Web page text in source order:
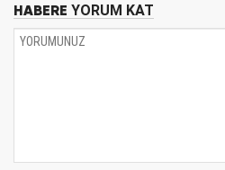
HABERE YORUM KAT